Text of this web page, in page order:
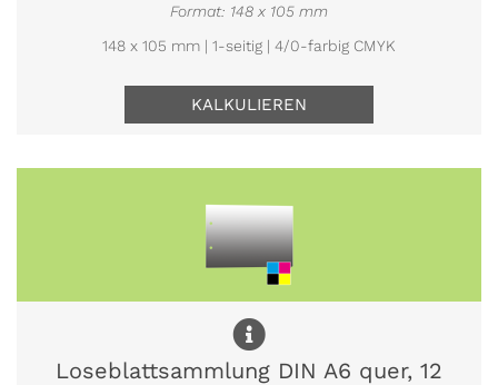
Format: 148 x 105 mm
148 x 105 mm | 1-seitig | 4/0-farbig CMYK
KALKULIEREN
Loseblattsammlung DIN A6 quer, 12